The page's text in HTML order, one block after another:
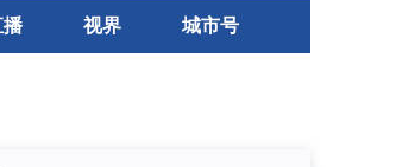
视界 城市号